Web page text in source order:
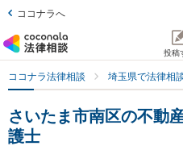
ココナラへ
投稿
ココナラ法律相談 埼玉県で法律相
さいたま市南区の不動
護士